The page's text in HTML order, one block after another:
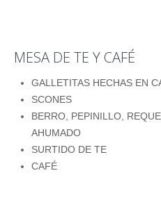
MESA DE TE Y CAFÉ
GALLETITAS HECHAS EN
SCONES
BERRO, PEPINILLO,
AHUMADO
SURTIDO DE TE
CAFÉ